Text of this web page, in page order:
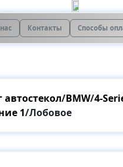
Контакты Способы
автостекол/BMW/4-
1/Лобовое